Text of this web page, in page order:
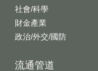
社會/科學
財金產業
政治/外交/國防
流通管道